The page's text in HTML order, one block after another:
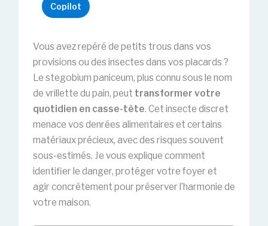
Copilot
Vous avez repéré de petits trous dans vos
provisions ou des insectes dans vos placards ?
Le stegobium paniceum, plus connu sous le nom
de vrillette du pain, peut transformer votre
quotidien en casse-tête. Cet insecte discret
menace vos denrées alimentaires et certains
matériaux précieux, avec des risques souvent
sous-estimés. Je vous explique comment
identifier le danger, protéger votre foyer et
agir concrètement pour préserver l’harmonie de
votre maison.